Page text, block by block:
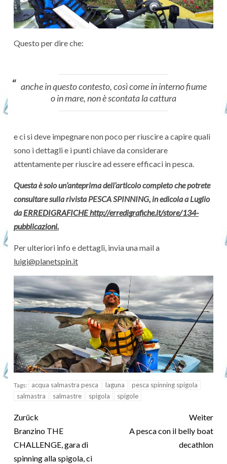
Questo per dire che:
anche in questo contesto, così come in interno fiume
o in mare, non è scontata la cattura
e ci si deve impegnare non poco per riuscire a capire quali
sono i dettagli e i punti chiave da considerare
attentamente per riuscire ad essere efficaci in pesca.
Questa è solo un’anteprima dell’articolo completo che potrete
consultare sulla rivista PESCA SPINNING, in edicola a Luglio
da ERREDIGRAFICHE http://erredigrafiche.it/store/134-
pubblicazioni.
Per ulteriori info e dettagli, invia una mail a
luigi@planetspin.it
Tags: acqua salmastra pesca laguna
pesca spinning spigola
salmastra
salmastre spigola spigole
Zurück
Branzino THE
CHALLENGE, gara di
spinning alla spigola, ci
Weiter
A pesca con il belly boat
decathlon